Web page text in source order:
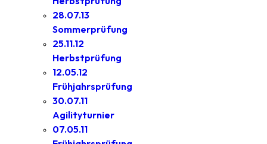
28.07.13
Sommerprüfung
25.11.12
Herbstprüfung
12.05.12
Frühjahrsprüfung
30.07.11
Agilityturnier
07.05.11